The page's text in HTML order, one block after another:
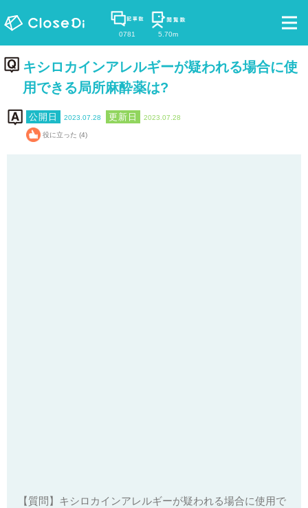
0781 5.70m
キシロカインアレルギーが疑われる場合に使
用できる局所麻酔薬は?
2023.07.28 2023.07.28
役に立った (4)
【質問】キシロカインアレルギーが疑われる場合に使用で